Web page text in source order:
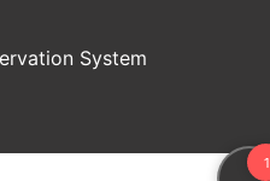
System
in a new
in a new
(opens in a
(opens